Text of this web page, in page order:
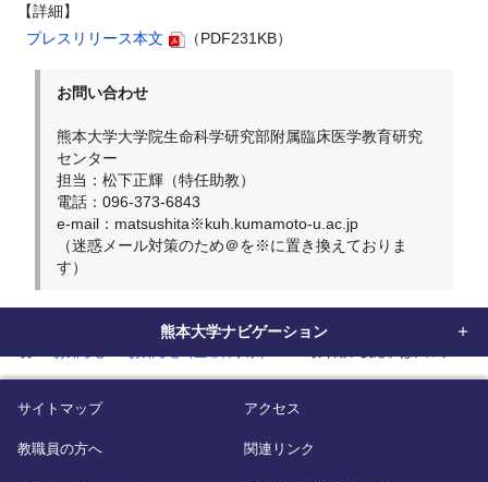
【詳細】
プレスリリース本文
（PDF231KB）
お問い合わせ
熊本大学大学院生命科学研究部附属臨床医学教育研究
センター
担当：松下正輝（特任助教）
電話：096-373-6843
e-mail： matsushita※kuh.kumamoto-u.ac.jp
（迷惑メール対策のため＠を※に置き換えておりま
す）
熊本大学ナビゲーション
サイトマップ アクセス
教職員の方へ 関連リンク